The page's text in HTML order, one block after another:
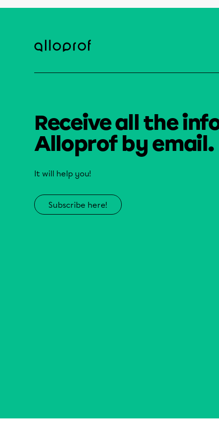
Receive all the
Alloprof by email.
It will help you!
Subscribe here!